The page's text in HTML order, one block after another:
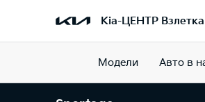
Kia-ЦЕНТР Взлетка
Модели Авто в